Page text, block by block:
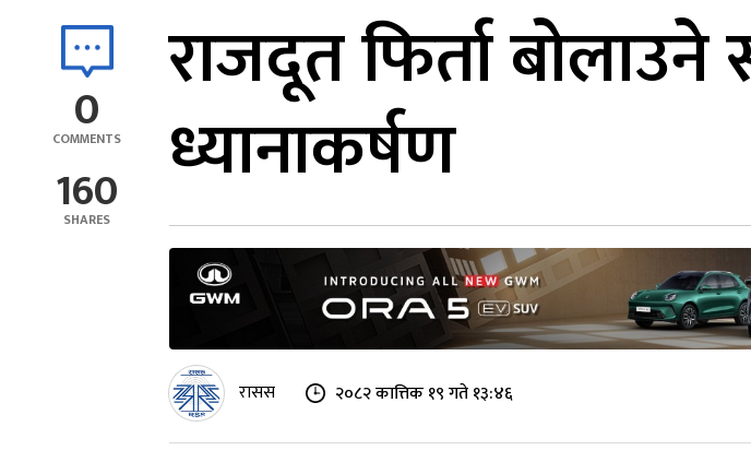
0
COMMENTS
160
SHARES
राजदूत फिर्ता बोलाउने
ध्यानाकर्षण
रासस २०८२ कात्तिक १९ गते १३:४६